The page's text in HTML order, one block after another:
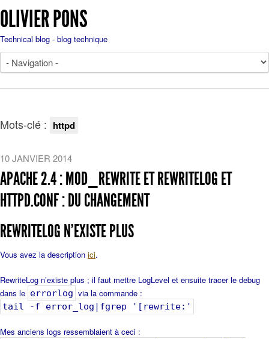
OLIVIER PONS
Technical blog - blog technique
Mots-clé : httpd
10 JANVIER 2014
APACHE 2.4 : MOD_REWRITE ET REWRITELOG ET
HTTPD.CONF : DU CHANGEMENT
REWRITELOG N’EXISTE PLUS
Vous avez la description ici.
RewriteLog n’existe plus ; il faut mettre LogLevel et ensuite tracer le debug
dans le errorlog via la commande :
tail -f error_log|fgrep '[rewrite:'
Mes anciens logs ressemblaient à ceci :